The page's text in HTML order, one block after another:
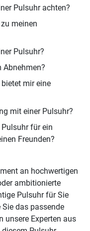
Pulsuhr achten?
meinen
Pulsuhr?
Abnehmen?
mir eine
mit einer Pulsuhr?
für ein
Freunden?
an hochwertigen
ambitionierte
Pulsuhr für Sie
das passende
unsere Experten aus